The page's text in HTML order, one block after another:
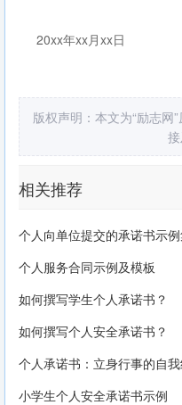
20xx年xx月xx日
版权声明：本文为“励志网
相关推荐
个人向单位提交的承诺书示
个人服务合同示例及模板
如何撰写学生个人承诺书？
如何撰写个人安全承诺书？
个人承诺书：立身行事的自
小学生个人安全承诺书示例